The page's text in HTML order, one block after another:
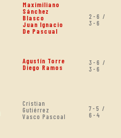
Maximiliano
Sánchez
Blasco
Juan Ignacio
De Pascual
2-6 /
3-6
Agustín Torre
Diego Ramos
3-6 /
3-6
Cristian
Gutiérrez
Vasco Pascoal
7-5 /
6-4